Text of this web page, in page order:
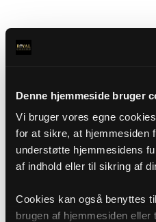
Denne hjemmeside bruger
Vi bruger vores egne
for at sikre, at hjemmesiden
understøtte hjemmesidens
af indhold eller til sikring af
Cookies kan også benyttes
brugen af hjemmesiden